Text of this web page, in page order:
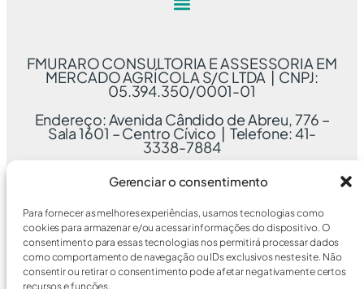
Gerenciar o consentimento
Para fornecer as melhores experiências, usamos tecnologias como
cookies para armazenar e/ou acessar informações do dispositivo. O
consentimento para essas tecnologias nos permitirá processar dados
como comportamento de navegação ou IDs exclusivos neste site. Não
consentir ou retirar o consentimento pode afetar negativamente certos
recursos e funções.
FMURARO CONSULTORIA E ASSESSORIA EM
MERCADO AGRÍCOLA S/C LTDA | CNPJ:
05.394.350/0001-01
Endereço: Avenida Cândido de Abreu, 776 –
Sala 1601 – Centro Cívico | Telefone: 41-
3338-7884